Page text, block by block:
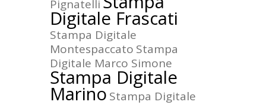
Pignatelli
Digitale Frascati
Stampa Digitale
Montespaccato Stampa
Digitale Marco Simone
Stampa Digitale
Marino Stampa Digitale